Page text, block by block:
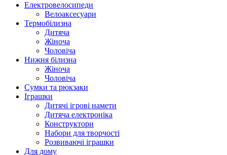
Електровелосипеди
Велоаксесуари
Термобілизна
Дитяча
Жіноча
Чоловіча
Нижня білизна
Жіноча
Чоловіча
Сумки та рюкзаки
Іграшки
Дитячі ігрові намети
Дитяча електроніка
Конструктори
Набори для творчості
Розвиваючі іграшки
Для дому